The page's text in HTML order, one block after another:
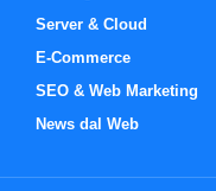
Server & Cloud
E-Commerce
SEO & Web Marketing
News dal Web